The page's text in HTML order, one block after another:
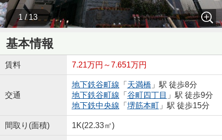
1 / 13
基本情報
賃料 7.21万円～7.651万円
交通
地下鉄谷町線 「 天満橋 」駅 徒歩8分
地下鉄谷町線 「 谷町四丁目 」駅 徒歩9分
地下鉄中央線 「 堺筋本町」駅 徒歩15分
間取り(面積) 1K(22.33㎡)